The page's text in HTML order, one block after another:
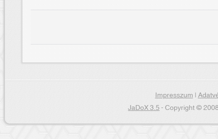
Impresszum|
JaDoX 3.5- Copyright ©